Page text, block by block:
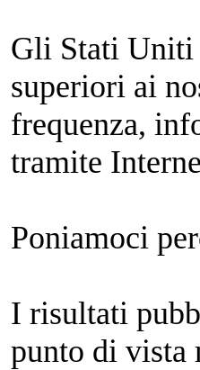
Gli Stati Uniti
superiori ai
frequenza,
tramite
Poniamoci
I risultati
punto di vista